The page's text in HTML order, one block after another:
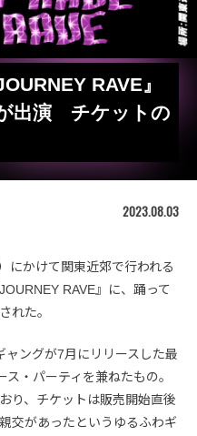
RAVE』
出演 チケットの
2023.08.03
にかけて関東近郊で行われる
RAVE』に、踊って
れた。
ャングが7月にリリースした最
・パーティを兼ねたもの。
り、チケットは販売開始直後
交があったというゆるふわギ